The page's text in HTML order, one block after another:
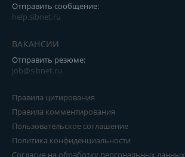
Отправить сообщение:
help.sibnet.ru
ВАКАНСИИ
Отправить резюме:
job@sibnet.ru
Правила цитирования
Правила комментирования
Пользовательское соглашение
Политика конфиденциальности
Согласие на обработку персональных данных